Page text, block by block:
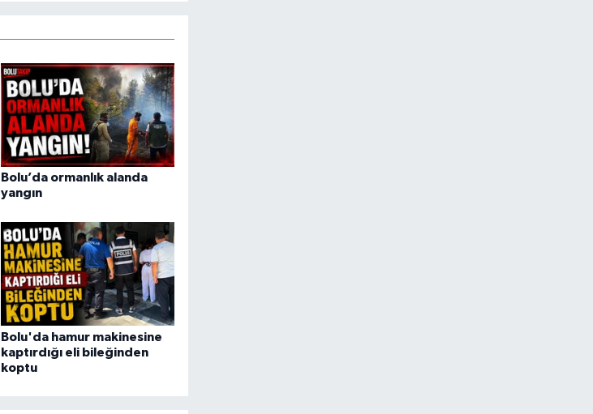
Bolu’da ormanlık alanda
yangın
Bolu'da hamur makinesine
kaptırdığı eli bileğinden
koptu